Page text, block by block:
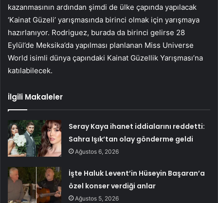
kazanmasının ardından şimdi de ülke çapında yapılacak
‘Kainat Güzeli’ yarışmasında birinci olmak için yarışmaya
hazırlanıyor. Rodriguez, burada da birinci gelirse 28
Eylül’de Meksika’da yapılması planlanan Miss Universe
World isimli dünya çapındaki Kainat Güzellik Yarışması’na
katılabilecek.
İlgili Makaleler
Seray Kaya ihanet iddialarını reddetti:
Sahra Işık’tan olay gönderme geldi
Ağustos 6, 2026
İşte Haluk Levent’in Hüseyin Başaran’a
özel konser verdiği anlar
Ağustos 5, 2026